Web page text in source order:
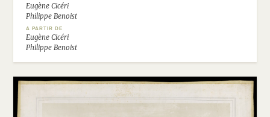
Eugène Cicéri
Philippe Benoist
A PARTIR DE
Eugène Cicéri
Philippe Benoist